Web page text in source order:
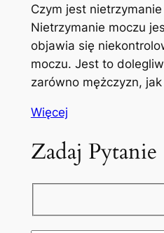
Czym jest
Nietrzymanie moczu
objawia się
moczu. Jest to
zarówno mężczyzn,
Więcej
Zadaj Pytanie